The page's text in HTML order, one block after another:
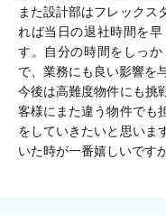
また設計部はフレックス
れば当日の退社時間を
す。自分の時間をしっ
で、業務にも良い影響を
今後は高難度物件にも挑
客様にまた違う物件でも
をしていきたいと思いま
いた時が一番嬉しいです